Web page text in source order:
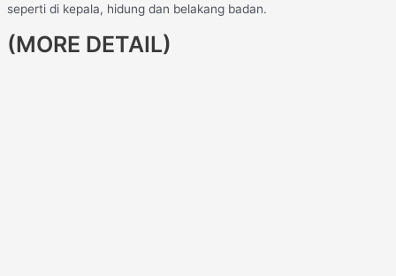
seperti di kepala, hidung dan belakang badan.
(MORE DETAIL)